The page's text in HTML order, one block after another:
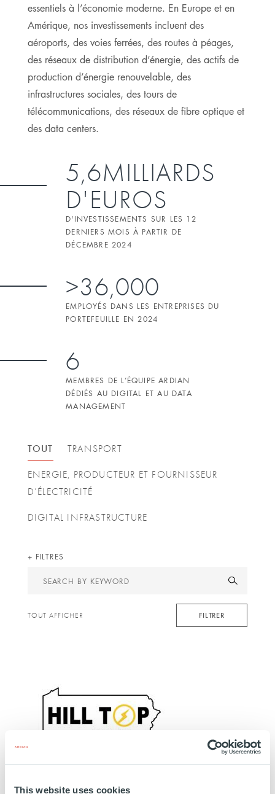
This website uses cookies
essentiels à l’économie moderne. En Europe et en
Amérique, nos investissements incluent des
aéroports, des voies ferrées, des routes à péages,
des réseaux de distribution d’énergie, des actifs de
production d’énergie renouvelable, des
infrastructures sociales, des tours de
télécommunications, des réseaux de fibre optique et
des data centers.
5,6MILLIARDS
D'EUROS
D'INVESTISSEMENTS SUR LES 12
DERNIERS MOIS À PARTIR DE
DÉCEMBRE 2024
>36,000
EMPLOYÉS DANS LES ENTREPRISES DU
PORTEFEUILLE EN 2024
6
MEMBRES DE L’ÉQUIPE ARDIAN
DÉDIÉS AU DIGITAL ET AU DATA
MANAGEMENT
TOUT TRANSPORT
ENERGIE, PRODUCTEUR ET FOURNISSEUR
D’ÉLECTRICITÉ
DIGITAL INFRASTRUCTURE
FILTRES
Search
keyword
FILTRER
TOUT AFFICHER